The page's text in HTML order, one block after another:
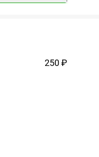
250 ₽